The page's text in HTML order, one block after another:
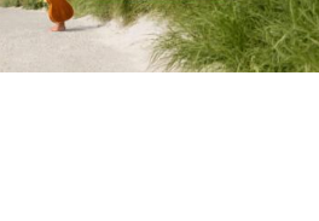
Downloads